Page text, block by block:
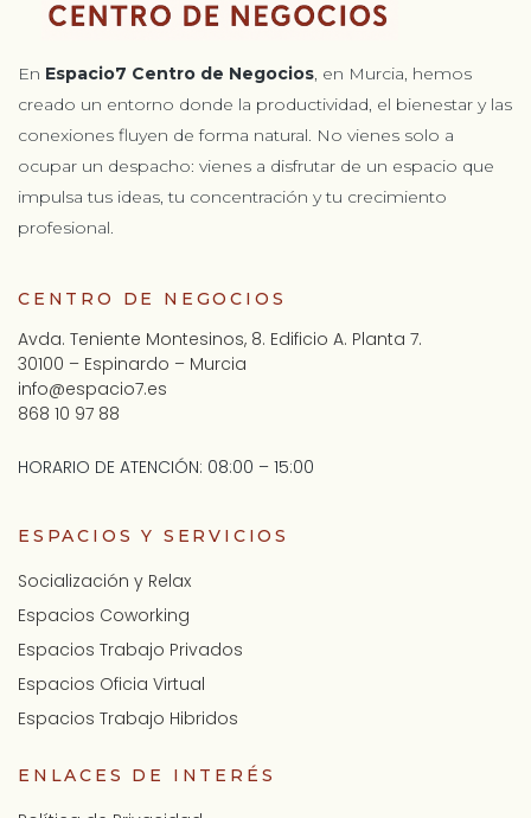
En Espacio7 Centro de Negocios, en Murcia, hemos
creado un entorno donde la productividad, el bienestar y las
conexiones fluyen de forma natural. No vienes solo a
ocupar un despacho: vienes a disfrutar de un espacio que
impulsa tus ideas, tu concentración y tu crecimiento
profesional.
CENTRO DE NEGOCIOS
Avda. Teniente Montesinos, 8. Edificio A. Planta 7.
30100 – Espinardo – Murcia
info@espacio7.es
868 10 97 88
HORARIO DE ATENCIÓN: 08:00 – 15:00
ESPACIOS Y SERVICIOS
Socialización y Relax
Espacios Coworking
Espacios Trabajo Privados
Espacios Oficia Virtual
Espacios Trabajo Hibridos
ENLACES DE INTERÉS